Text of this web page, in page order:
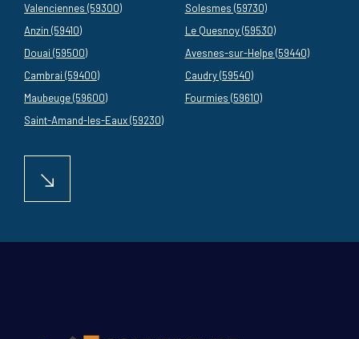
Valenciennes (59300)
Anzin (59410)
Douai (59500)
Cambrai (59400)
Maubeuge (59600)
Saint-Amand-les-Eaux (59230)
Solesmes (59730)
Le Quesnoy (59530)
Avesnes-sur-Helpe (59440)
Caudry (59540)
Fourmies (59610)